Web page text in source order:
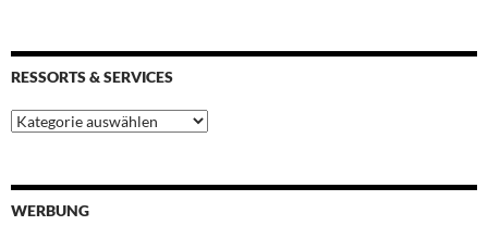
RESSORTS & SERVICES
Ressorts
&
WERBUNG